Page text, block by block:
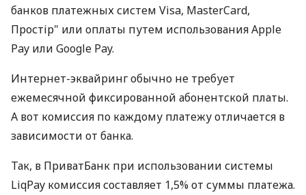
банков платежных систем Visa, MasterCard,
Простір" или оплаты путем использования Apple
Pay или Google Pay.
Интернет-эквайринг обычно не требует
ежемесячной фиксированной абонентской платы.
А вот комиссия по каждому платежу отличается в
зависимости от банка.
Так, в ПриватБанк при использовании системы
LiqPay комиссия составляет 1,5% от суммы платежа.